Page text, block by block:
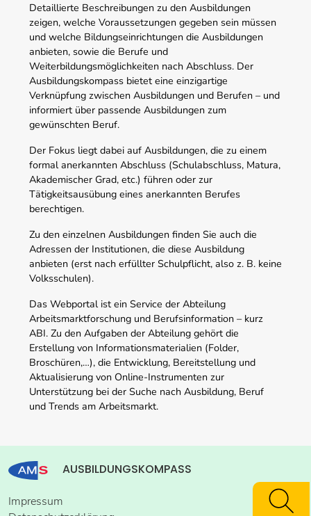
Detaillierte Beschreibungen zu den Ausbildungen
zeigen, welche Voraussetzungen gegeben sein müssen
und welche Bildungseinrichtungen die Ausbildungen
anbieten, sowie die Berufe und
Weiterbildungsmöglichkeiten nach Abschluss. Der
Ausbildungskompass bietet eine einzigartige
Verknüpfung zwischen Ausbildungen und Berufen – und
informiert über passende Ausbildungen zum
gewünschten Beruf.
Der Fokus liegt dabei auf Ausbildungen, die zu einem
formal anerkannten Abschluss (Schulabschluss, Matura,
Akademischer Grad, etc.) führen oder zur
Tätigkeitsausübung eines anerkannten Berufes
berechtigen.
Zu den einzelnen Ausbildungen finden Sie auch die
Adressen der Institutionen, die diese Ausbildung
anbieten (erst nach erfüllter Schulpflicht, also z. B. keine
Volksschulen).
Das Webportal ist ein Service der Abteilung
Arbeitsmarktforschung und Berufsinformation – kurz
ABI. Zu den Aufgaben der Abteilung gehört die
Erstellung von Informationsmaterialien (Folder,
Broschüren,…), die Entwicklung, Bereitstellung und
Aktualisierung von Online-Instrumenten zur
Unterstützung bei der Suche nach Ausbildung, Beruf
und Trends am Arbeitsmarkt.
AUSBILDUNGSKOMPASS
Impressum